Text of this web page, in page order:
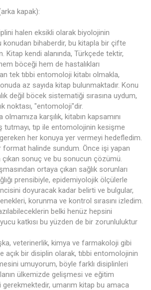
kapak):
halen eksikli olarak biyolojinin
konudan bihaberdir, bu kitapla bir çifte
Kitap kendi alanında, Türkçede tektir,
böceği hem de hastalıkları
tek tıbbi entomoloji kitabı olmakla,
az sayıda kitap bulunmaktadır. Konu
değil böcek sistematiği sırasına uydum,
noktası, "entomoloji"dir.
karşılık, kitabın kapsamını
tutmayı, tıp ile entomolojinin kesişme
her konuya yer vermeyi hedefledim.
format halinde sundum. Önce işi yapan
sonuç ve bu sonucun çözümü.
ortaya çıkan sağlık sorunları
prensibiyle, epidemiyolojik ölçülerle
doyuracak kadar belirti ve bulgular,
korunma ve kontrol sırasını izledim.
belki henüz hepsini
katkısı bu yüzden de bir zorunluluktur
veterinerlik, kimya ve farmakoloji gibi
açık bir disiplin olarak, tıbbi entomolojinin
umuyorum, böyle farklı disiplinleri
ülkemizde gelişmesi ve eğitim
umarım kitap bu amaca